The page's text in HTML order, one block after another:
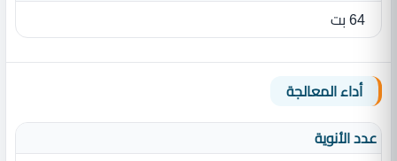
64 بت
أداء المعالجة
عدد الأنوية